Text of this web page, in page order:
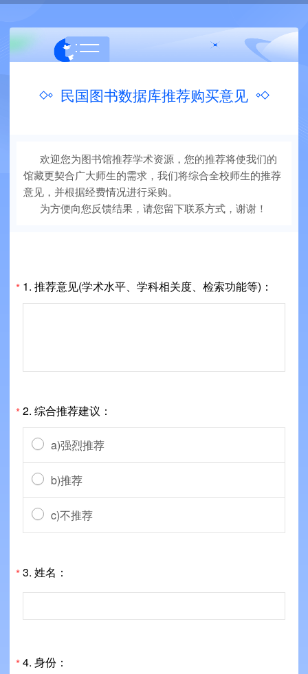
民国图书数据库推荐购买意见
欢迎您为图书馆推荐学术资源，您的推荐将使我们的
馆藏更契合广大师生的需求，我们将综合全校师生的推荐
意见，并根据经费情况进行采购。
为方便向您反馈结果，请您留下联系方式，谢谢！
* 1. 推荐意见(学术水平、学科相关度、检索功能等)：
*2. 综合推荐建议：
a)强烈推荐
b)推荐
c)不推荐
*3. 姓名：
*4. 身份：